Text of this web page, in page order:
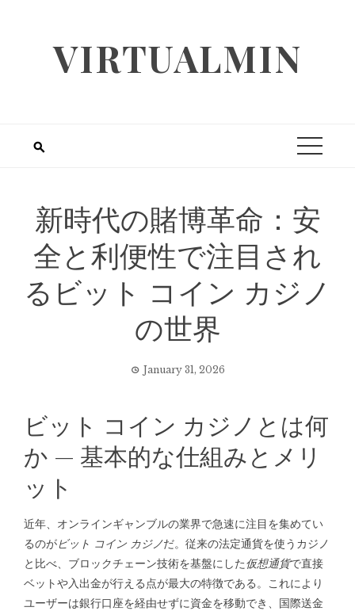
VIRTUALMIN
新時代の賭博革命：安
全と利便性で注目され
るビット コイン カジノ
の世界
January 31, 2026
ビット コイン カジノとは何
か — 基本的な仕組みとメリ
ット
近年、オンラインギャンブルの業界で急速に注目を集めてい
るのがビット コイン カジノだ。従来の法定通貨を使うカジノ
と比べ、ブロックチェーン技術を基盤にした仮想通貨で直接
ベットや入出金が行える点が最大の特徴である。これにより
ユーザーは銀行口座を経由せずに資金を移動でき、国際送金